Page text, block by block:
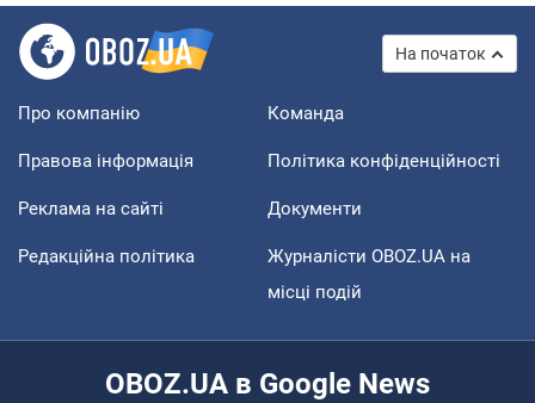
На початок
Про компанію Команда
Правова інформація Політика конфіденційності
Реклама на сайті Документи
Редакційна політика
Журналісти OBOZ.UA на
місці подій
OBOZ.UA в Google News